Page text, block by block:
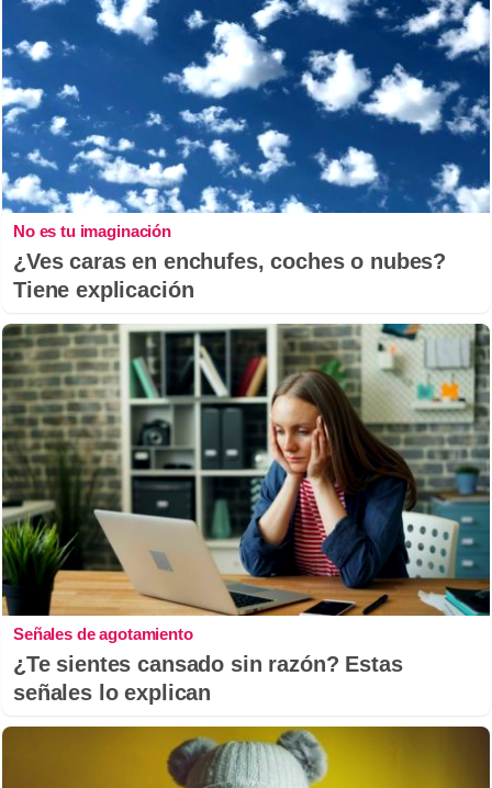
No es tu imaginación
¿Ves caras en enchufes, coches o nubes?
Tiene explicación
Señales de agotamiento
¿Te sientes cansado sin razón? Estas
señales lo explican